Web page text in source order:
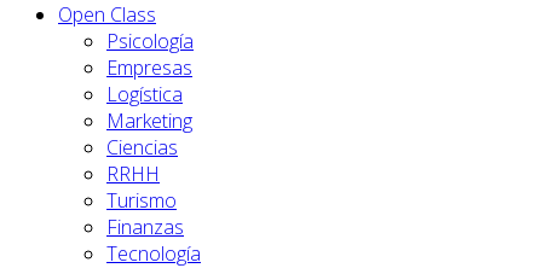
Open Class
Psicología
Empresas
Logística
Marketing
Ciencias
RRHH
Turismo
Finanzas
Tecnología